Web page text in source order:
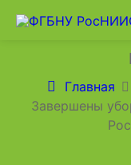
Главная
Завершены